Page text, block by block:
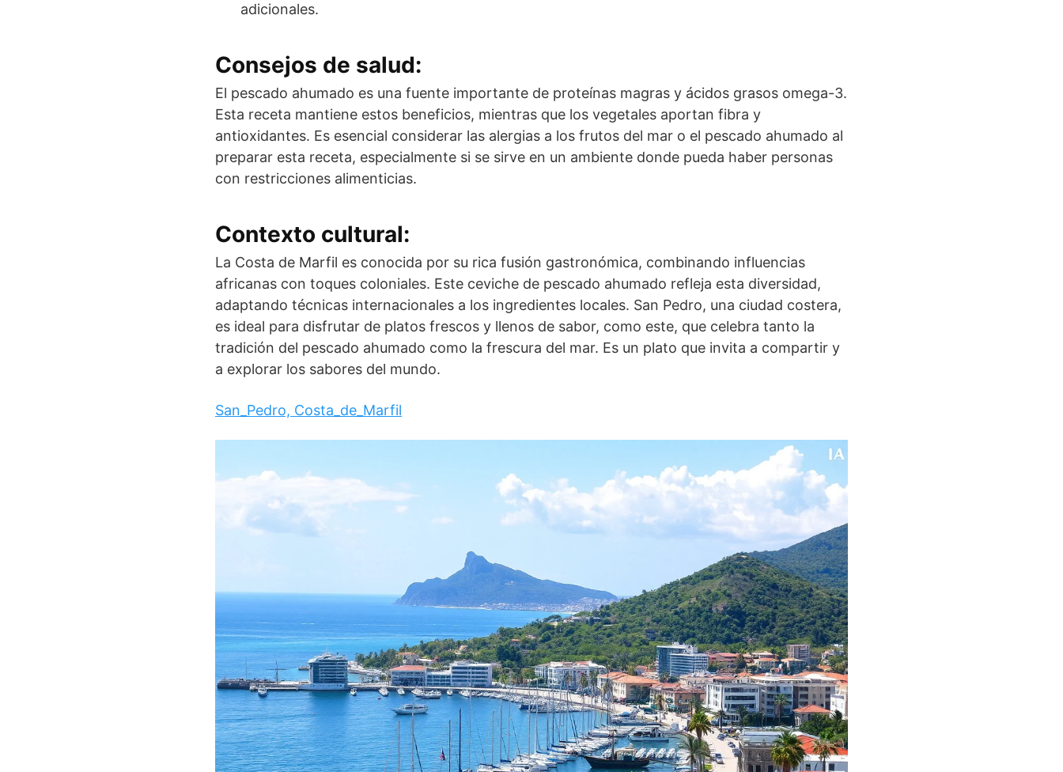
adicionales.
Consejos de salud:
El pescado ahumado es una fuente importante de proteínas magras y ácidos grasos omega-3.
Esta receta mantiene estos beneficios, mientras que los vegetales aportan fibra y
antioxidantes. Es esencial considerar las alergias a los frutos del mar o el pescado ahumado al
preparar esta receta, especialmente si se sirve en un ambiente donde pueda haber personas
con restricciones alimenticias.
Contexto cultural:
La Costa de Marfil es conocida por su rica fusión gastronómica, combinando influencias
africanas con toques coloniales. Este ceviche de pescado ahumado refleja esta diversidad,
adaptando técnicas internacionales a los ingredientes locales. San Pedro, una ciudad costera,
es ideal para disfrutar de platos frescos y llenos de sabor, como este, que celebra tanto la
tradición del pescado ahumado como la frescura del mar. Es un plato que invita a compartir y
a explorar los sabores del mundo.
San_Pedro, Costa_de_Marfil